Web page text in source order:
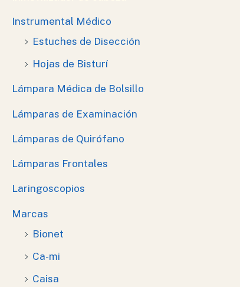
Instrumental Médico
Estuches de Disección
Hojas de Bisturí
Lámpara Médica de Bolsillo
Lámparas de Examinación
Lámparas de Quirófano
Lámparas Frontales
Laringoscopios
Marcas
Bionet
Ca-mi
Caisa